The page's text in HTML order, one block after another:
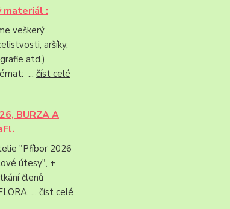
materiál :
veškerý
aršíky,
atd.)
... číst celé
BURZA A
"Příbor 2026
útesy", +
členů
... číst celé